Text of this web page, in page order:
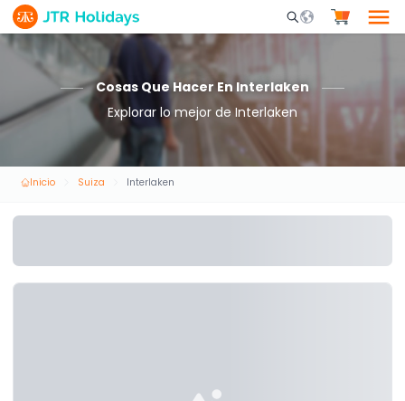
Mobile Search
Cosas Que Hacer En Interlaken
Explorar lo mejor de Interlaken
Inicio Suiza Interlaken